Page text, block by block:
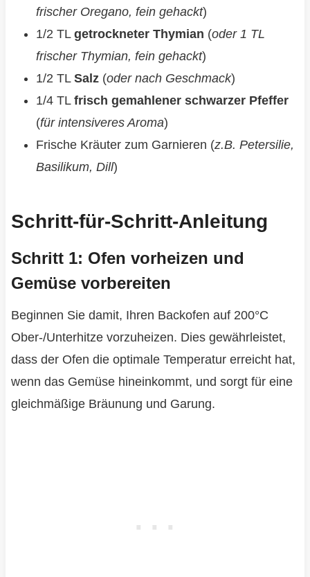
frischer Oregano, fein gehackt)
1/2 TL getrockneter Thymian (oder 1 TL
frischer Thymian, fein gehackt)
1/2 TL Salz(oder nach Geschmack)
1/4 TL frisch gemahlener schwarzer Pfeffer
(für intensiveres Aroma)
Frische Kräuter zum Garnieren (z.B. Petersilie,
Basilikum, Dill)
Schritt-für-Schritt-Anleitung
Schritt 1: Ofen vorheizen und
Gemüse vorbereiten
Beginnen Sie damit, Ihren Backofen auf 200°C
Ober-/Unterhitze vorzuheizen. Dies gewährleistet,
dass der Ofen die optimale Temperatur erreicht hat,
wenn das Gemüse hineinkommt, und sorgt für eine
gleichmäßige Bräunung und Garung.